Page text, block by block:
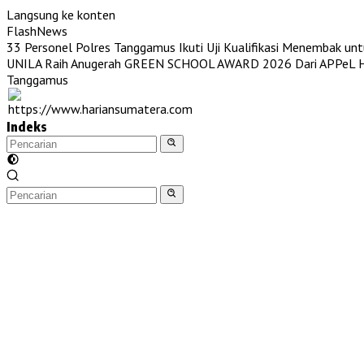
Langsung ke konten
FlashNews
33 Personel Polres Tanggamus Ikuti Uji Kualifikasi Menembak
UNILA Raih Anugerah GREEN SCHOOL AWARD 2026 Dari APPeL
Tanggamus
Indeks